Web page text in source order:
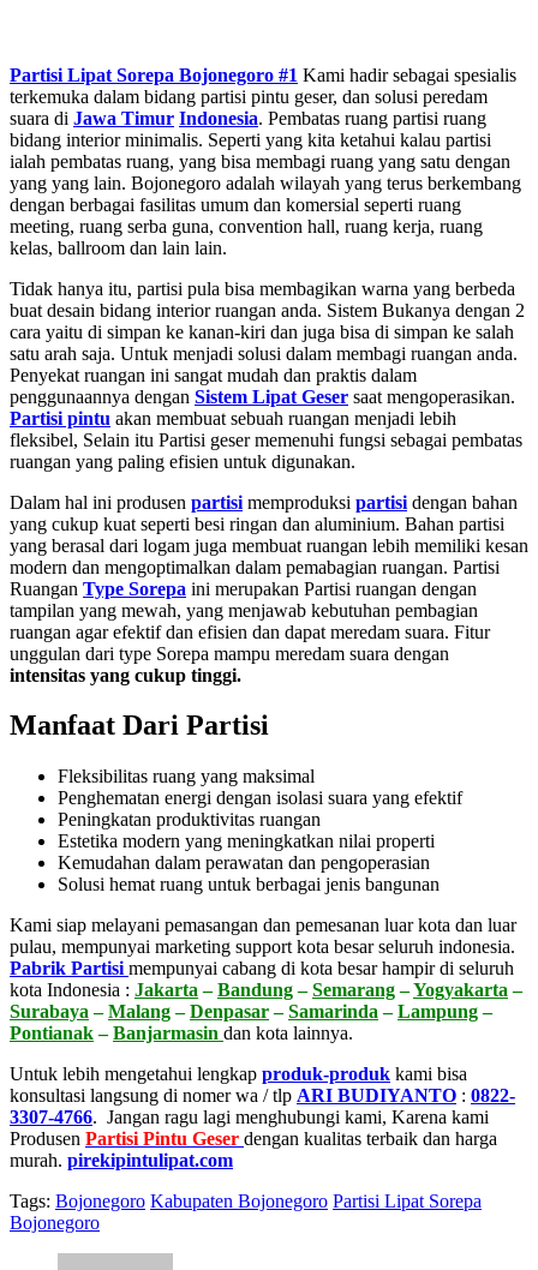
Partisi Lipat Sorepa Bojonegoro #1 Kami hadir sebagai spesialis
terkemuka dalam bidang partisi pintu geser, dan solusi peredam
suara di Jawa Timur Indonesia. Pembatas ruang partisi ruang
bidang interior minimalis. Seperti yang kita ketahui kalau partisi
ialah pembatas ruang, yang bisa membagi ruang yang satu dengan
yang yang lain. Bojonegoro adalah wilayah yang terus berkembang
dengan berbagai fasilitas umum dan komersial seperti ruang
meeting, ruang serba guna, convention hall, ruang kerja, ruang
kelas, ballroom dan lain lain.
Tidak hanya itu, partisi pula bisa membagikan warna yang berbeda
buat desain bidang interior ruangan anda. Sistem Bukanya dengan 2
cara yaitu di simpan ke kanan-kiri dan juga bisa di simpan ke salah
satu arah saja. Untuk menjadi solusi dalam membagi ruangan anda.
Penyekat ruangan ini sangat mudah dan praktis dalam
penggunaannya dengan Sistem Lipat Geser saat mengoperasikan.
Partisi pintu akan membuat sebuah ruangan menjadi lebih
fleksibel, Selain itu Partisi geser memenuhi fungsi sebagai pembatas
ruangan yang paling efisien untuk digunakan.
Dalam hal ini produsen partisi memproduksi partisi dengan bahan
yang cukup kuat seperti besi ringan dan aluminium. Bahan partisi
yang berasal dari logam juga membuat ruangan lebih memiliki kesan
modern dan mengoptimalkan dalam pemabagian ruangan. Partisi
Ruangan Type Sorepa ini merupakan Partisi ruangan dengan
tampilan yang mewah, yang menjawab kebutuhan pembagian
ruangan agar efektif dan efisien dan dapat meredam suara. Fitur
unggulan dari type Sorepa mampu meredam suara dengan
intensitas yang cukup tinggi.
Manfaat Dari Partisi
Fleksibilitas ruang yang maksimal
Penghematan energi dengan isolasi suara yang efektif
Peningkatan produktivitas ruangan
Estetika modern yang meningkatkan nilai properti
Kemudahan dalam perawatan dan pengoperasian
Solusi hemat ruang untuk berbagai jenis bangunan
Kami siap melayani pemasangan dan pemesanan luar kota dan luar
pulau, mempunyai marketing support kota besar seluruh indonesia.
Pabrik Partisi mempunyai cabang di kota besar hampir di seluruh
kota Indonesia : Jakarta –Bandung–Semarang–Yogyakarta –
Surabaya –Malang–Denpasar–Samarinda –Lampung–
Pontianak–Banjarmasin dan kota lainnya.
Untuk lebih mengetahui lengkap produk-produk kami bisa
konsultasi langsung di nomer wa / tlp ARI BUDIYANTO : 0822-
3307-4766. Jangan ragu lagi menghubungi kami, Karena kami
Produsen Partisi Pintu Geser dengan kualitas terbaik dan harga
murah. pirekipintulipat.com
Tags: Bojonegoro Kabupaten Bojonegoro Partisi Lipat Sorepa
Bojonegoro